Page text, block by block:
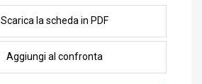
Scarica la scheda in PDF
Aggiungi al confronta